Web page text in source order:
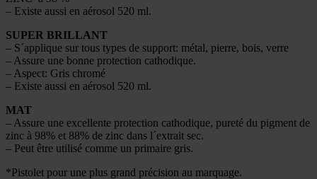
– Existe aussi en aérosol 520 ml.
SUPER BRILLANT
– S´applique sur tous types de support: métal, pierre, bois, verre
– Assure une bonne protection cathodique.
– Aspect: Gris chromé
– Existe aussi en aérosol 520 ml.
MAT
– Assure une excellente protection cathodique, pureté du pigment de
zinc à 98% et 88% de zinc dans l´extrait sec.
– Peut être utilisé comme un primaire gris.
*Pistolet pour une plus grand précision au marquage.